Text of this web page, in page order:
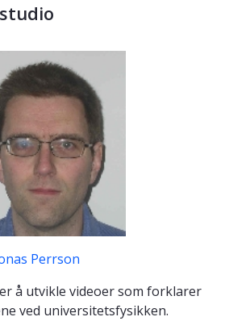
Perrson
å utvikle videoer som forklarer
ved universitetsfysikken.